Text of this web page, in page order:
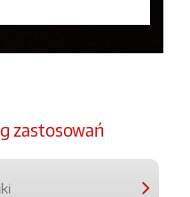
zastosowań